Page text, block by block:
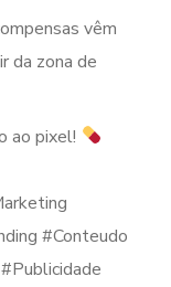
vêm
da zona de
ao pixel!
#Conteudo